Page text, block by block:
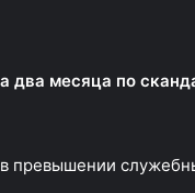
два месяца по
превышении